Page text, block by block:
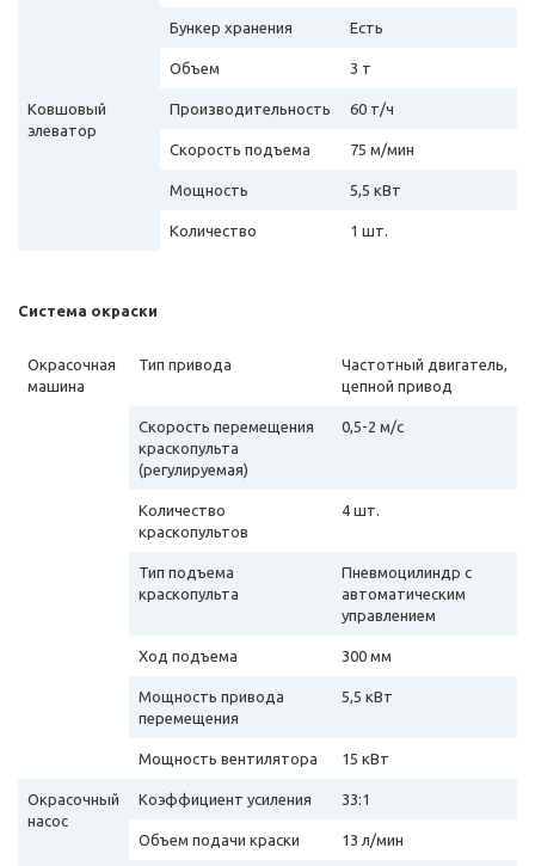
Бункер хранения Есть
Объем 3 т
Ковшовый
элеватор
Производительность 60 т/ч
Скорость подъема 75 м/мин
Мощность 5,5 кВт
Количество 1 шт.
Система окраски
Окрасочная
машина
Тип привода
Частотный двигатель,
цепной привод
Скорость перемещения
краскопульта
(регулируемая)
0,5-2 м/с
Количество
краскопультов
4 шт.
Тип подъема
краскопульта
Пневмоцилиндр с
автоматическим
управлением
Ход подъема 300 мм
Мощность привода
перемещения
5,5 кВт
Мощность вентилятора 15 кВт
Окрасочный
насос
Коэффициент усиления 33:1
Объем подачи краски 13 л/мин